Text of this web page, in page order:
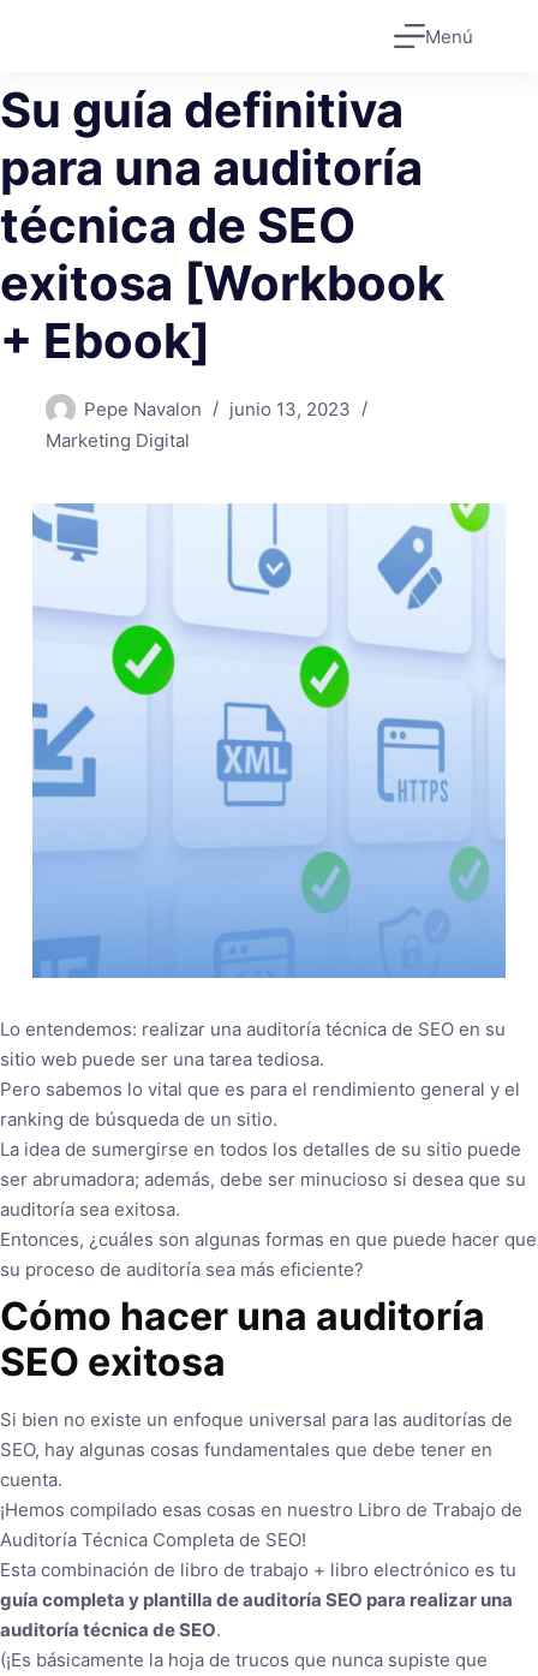
Menú
Su guía definitiva
para una auditoría
técnica de SEO
exitosa [Workbook
+ Ebook]
Pepe Navalon
junio 13, 2023
Marketing Digital
Lo entendemos: realizar una auditoría técnica de SEO en su
sitio web puede ser una tarea tediosa.
Pero sabemos lo vital que es para el rendimiento general y el
ranking de búsqueda de un sitio.
La idea de sumergirse en todos los detalles de su sitio puede
ser abrumadora; además, debe ser minucioso si desea que su
auditoría sea exitosa.
Entonces, ¿cuáles son algunas formas en que puede hacer que
su proceso de auditoría sea más eficiente?
Cómo hacer una auditoría
SEO exitosa
Si bien no existe un enfoque universal para las auditorías de
SEO, hay algunas cosas fundamentales que debe tener en
cuenta.
¡Hemos compilado esas cosas en nuestro Libro de Trabajo de
Auditoría Técnica Completa de SEO!
Esta combinación de libro de trabajo + libro electrónico es tu
guía completa y plantilla de auditoría SEO para realizar una
auditoría técnica de SEO.
(¡Es básicamente la hoja de trucos que nunca supiste que